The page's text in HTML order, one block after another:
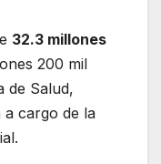
32.3 millones
200 mil
de Salud,
a cargo de la